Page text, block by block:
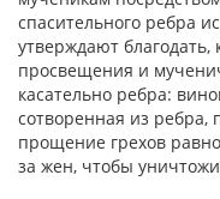
спасительного ребра
утверждают благодать,
просвещения и
касательно ребра:
сотворенная из
прощение грехов
за жен, чтобы